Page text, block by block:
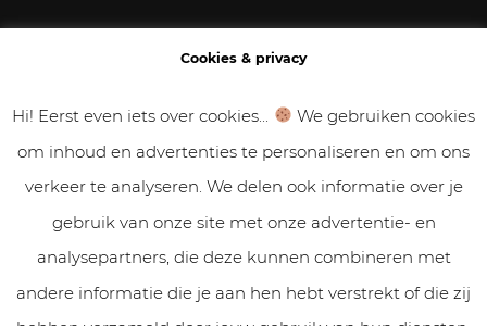
Gastbloggen
Samenwerken
Cookies & Privacy
Cookies & privacy
Hi! Eerst even iets over cookies...
We gebruiken cookies
om inhoud en advertenties te personaliseren en om ons
verkeer te analyseren. We delen ook informatie over je
gebruik van onze site met onze advertentie- en
analysepartners, die deze kunnen combineren met
andere informatie die je aan hen hebt verstrekt of die zij